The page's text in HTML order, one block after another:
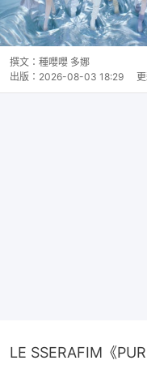
撰文： 種嚶嚶 多娜
出版： 2026-08-03 18:29 更
LE SSERAFIM《